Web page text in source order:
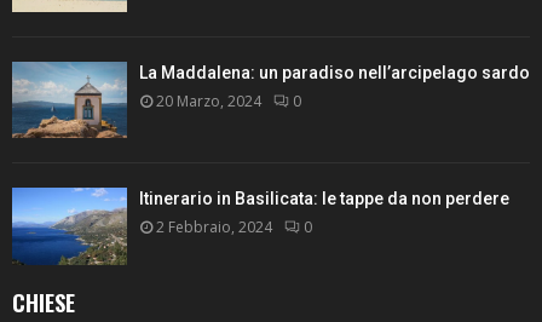
La Maddalena: un paradiso nell’arcipelago sardo
20 Marzo, 2024 0
Itinerario in Basilicata: le tappe da non perdere
2 Febbraio, 2024 0
CHIESE